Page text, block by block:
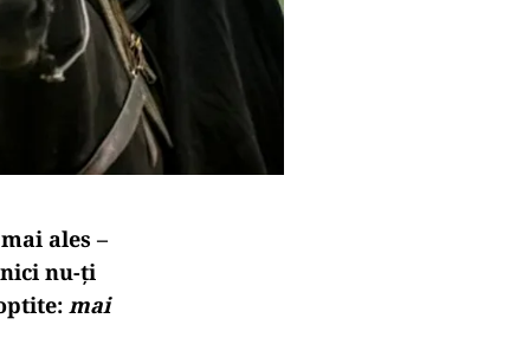
ales –
nu-ți
mai